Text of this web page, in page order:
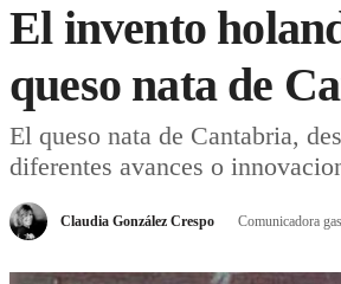
El invento
queso nata de
El queso nata de Cantabria,
diferentes avances o
Claudia González Crespo Comunicadora